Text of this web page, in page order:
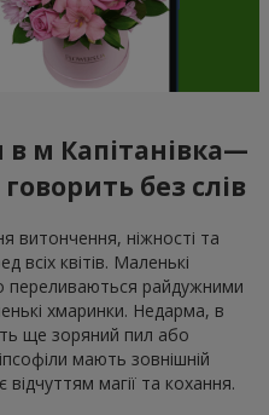
в м Капітанівка—
без слів
витончення, ніжності та
всіх квітів. Маленькі
переливаються райдужними
хмаринки. Недарма, в
ще зоряний пил або
мають зовнішній
магії та кохання.